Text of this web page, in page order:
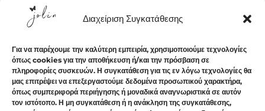
Διαχείριση Συγκατάθεσης
Για να παρέχουμε την καλύτερη εμπειρία, χρησιμοποιούμε τεχνολογίες
όπως cookies για την αποθήκευση ή/και την πρόσβαση σε
πληροφορίες συσκευών. Η συγκατάθεση για τις εν λόγω τεχνολογίες θα
μας επιτρέψει να επεξεργαστούμε δεδομένα προσωπικού χαρακτήρα,
όπως συμπεριφορά περιήγησης ή μοναδικά αναγνωριστικά σε αυτόν
τον ιστότοπο. Η μη συγκατάθεση ή η ανάκληση της συγκατάθεσης,
Πέμπτη: 9:00 –
Παρασκευή:
9:00 – 14:00
και 17:30 –
21:00
Σάββατο: 9:00